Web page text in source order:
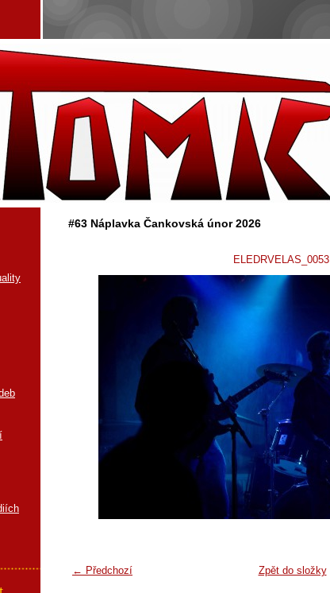
#63 Náplavka Čankovská únor 2026
ELEDRVELAS_0053
← Předchozí Zpět do složky